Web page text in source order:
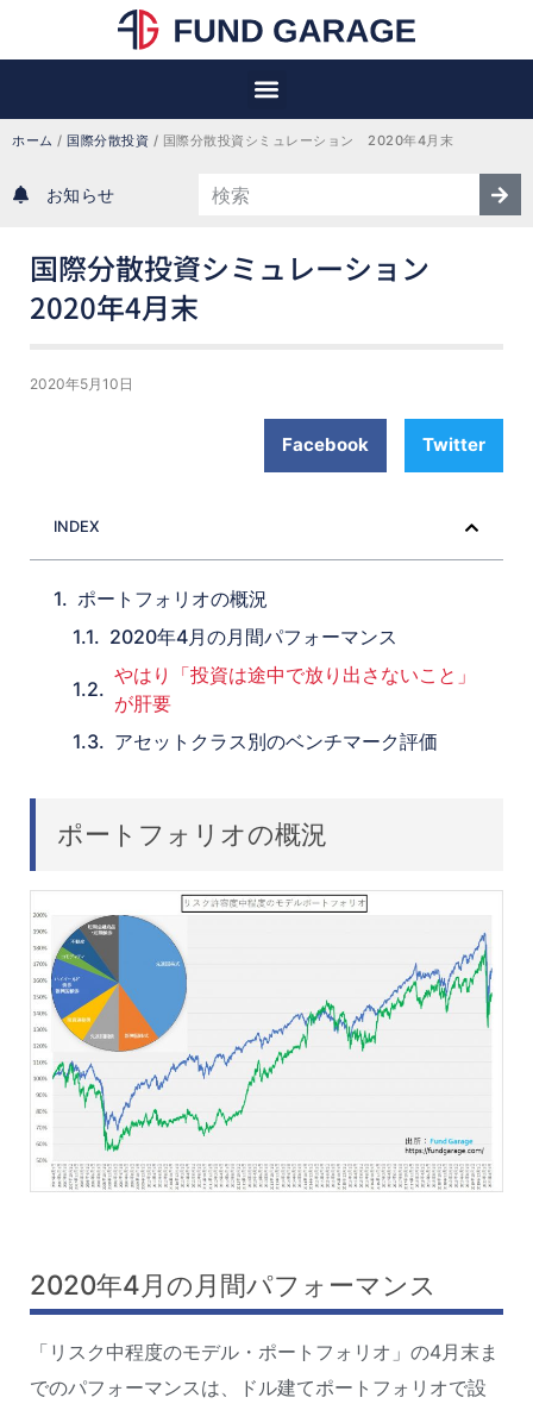
ホーム / 国際分散投資 / 国際分散投資シミュレーション　2020年4月末
お知らせ
国際分散投資シミュレーション
2020年4月末
2020年5月10日
Facebook Twitter
INDEX
ポートフォリオの概況
2020年4月の月間パフォーマンス
やはり「投資は途中で放り出さないこと」
が肝要
アセットクラス別のベンチマーク評価
ポートフォリオの概況
2020年4月の月間パフォーマンス
「リスク中程度のモデル・ポートフォリオ」の4月末ま
でのパフォーマンスは、ドル建てポートフォリオで設